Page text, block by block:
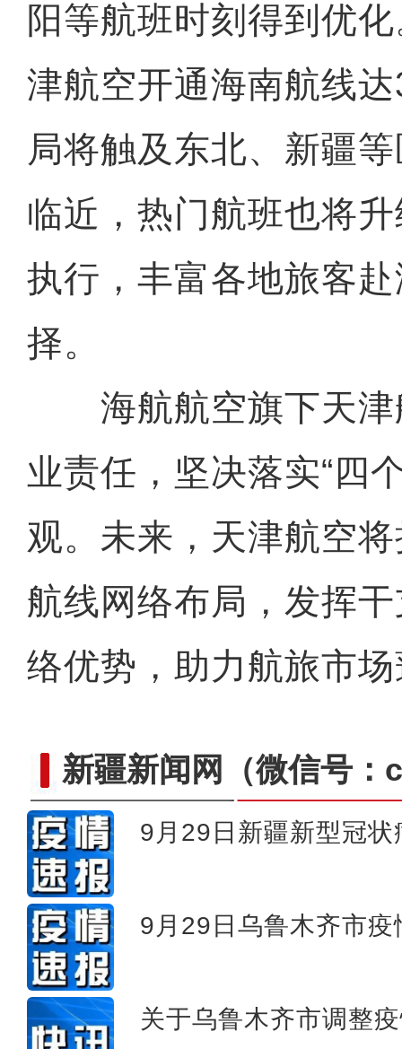
阳等航班时刻得到优
津航空开通海南航线
局将触及东北、新疆
临近，热门航班也将
执行，丰富各地旅客
择。
海航航空旗下天津
业责任，坚决落实“四
观。未来，天津航空
航线网络布局，发挥
络优势，助力航旅市
新疆新闻网 （微信号
9月29日新疆新型冠
9月29日乌鲁木齐市
关于乌鲁木齐市调整